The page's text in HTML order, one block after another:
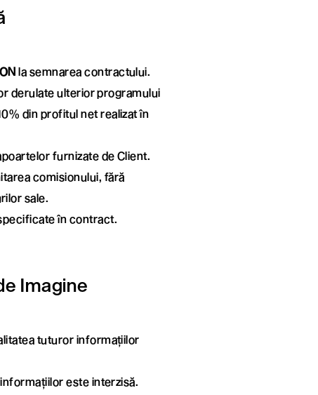
la semnarea contractului.
derulate ulterior programului
din profitul net realizat în
furnizate de Client.
comisionului, fără
sale.
în contract.
Imagine
tuturor informațiilor
este interzisă.